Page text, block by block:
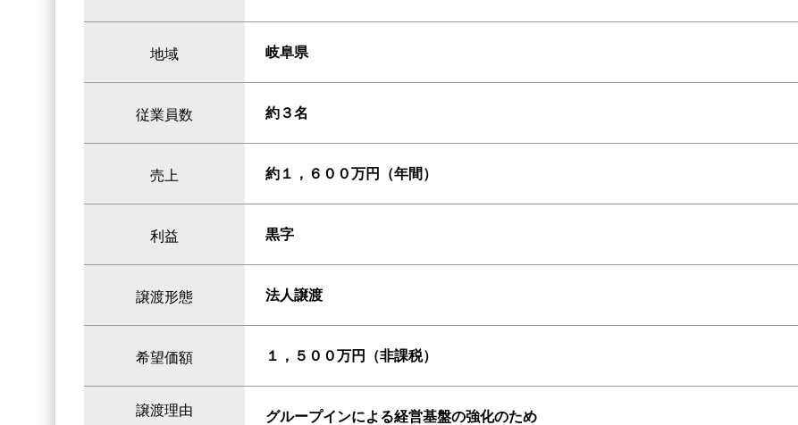
地域 岐阜県
従業員数 約３名
売上 約１，６００万円（年間）
利益 黒字
譲渡形態 法人譲渡
希望価額 １，５００万円（非課税）
譲渡理由 グループインによる経営基盤の強化のため